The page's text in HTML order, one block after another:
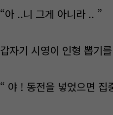
“아 ..니 그게 아니라 .. ”
갑자기 시영이 인형 뽑기
“ 야 ! 동전을 넣었으면 집